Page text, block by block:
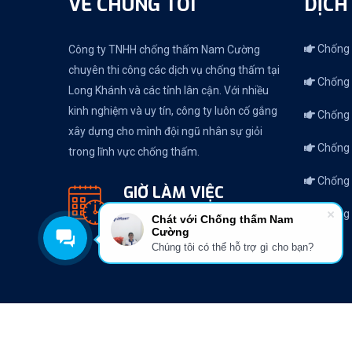
Công ty TNHH chống thấm Nam Cường
chuyên thi công các dịch vụ chống thấm tại
Long Khánh và các tỉnh lân cận. Với nhiều
kinh nghiệm và uy tín, công ty luôn cố gắng
xây dựng cho mình đội ngũ nhân sự giỏi
trong lĩnh vực chống thấm.
GIỜ LÀM VIỆC
T2 - T7: 8:00 - 17:30,
CN: 9:00 - 15:00
Chát với Chống thấm Nam
Cường
Chúng tôi có thể hỗ trợ gì cho bạn?